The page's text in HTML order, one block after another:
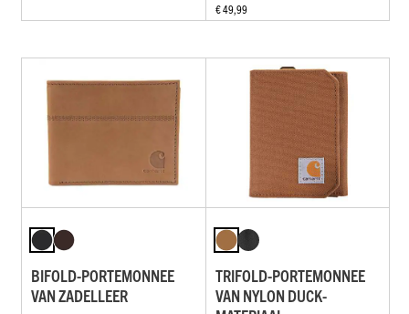
€ 49,99
BIFOLD-PORTEMONNEE
VAN ZADELLEER
TRIFOLD-PORTEMONNEE
VAN NYLON DUCK-